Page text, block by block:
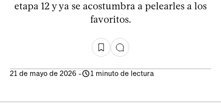
etapa 12 y ya se acostumbra a pelearles a los
favoritos.
21 de mayo de 2026 - 1 minuto de lectura